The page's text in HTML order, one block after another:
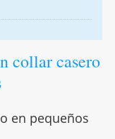
collar casero
en pequeños